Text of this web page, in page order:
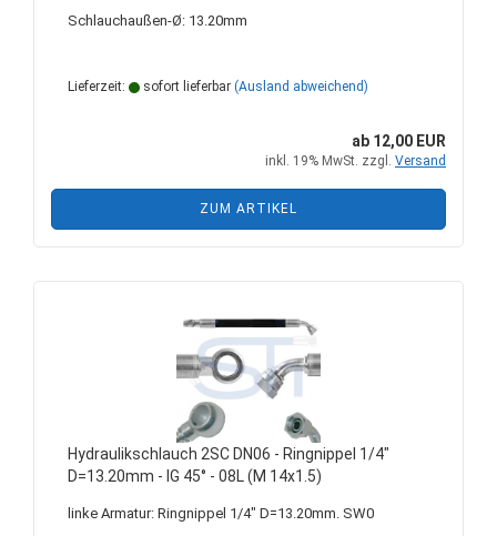
Schlauchaußen-Ø: 13.20mm
Lieferzeit: sofort lieferbar (Ausland abweichend)
ab 12,00 EUR
inkl. 19% MwSt. zzgl. Versand
ZUM ARTIKEL
Hydraulikschlauch 2SC DN06 - Ringnippel 1/4"
D=13.20mm - IG 45° - 08L (M 14x1.5)
linke Armatur: Ringnippel 1/4" D=13.20mm. SW0